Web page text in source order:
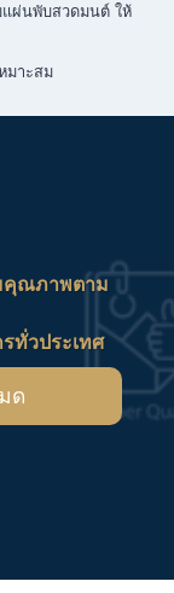
ผ่นพับสวดมนต์ ให้
มาะสม
คุณภาพตาม
ทั่วประเทศ
ด